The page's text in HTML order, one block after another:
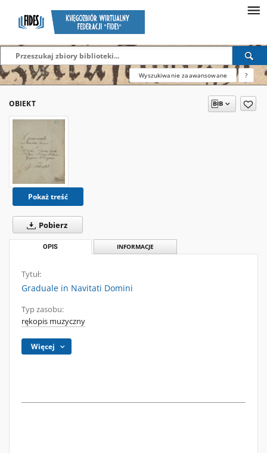
Wyszukiwanie zaawansowane ?
OBIEKT
Pokaż treść
Pobierz
OPIS INFORMACJE
Tytuł:
Graduale in Navitati Domini
Typ zasobu:
rękopis muzyczny
Więcej